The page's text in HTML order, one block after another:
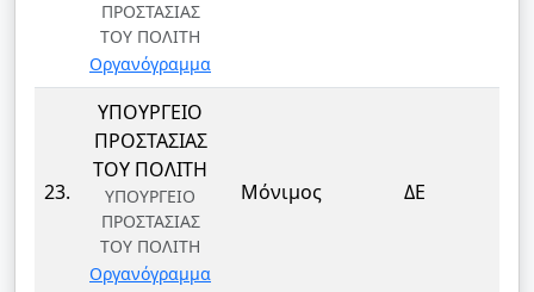
ΠΡΟΣΤΑΣΙΑΣ
ΤΟΥ ΠΟΛΙΤΗ
Οργανόγραμμα
23.
ΥΠΟΥΡΓΕΙΟ
ΠΡΟΣΤΑΣΙΑΣ
ΤΟΥ ΠΟΛΙΤΗ
ΥΠΟΥΡΓΕΙΟ
ΠΡΟΣΤΑΣΙΑΣ
ΤΟΥ ΠΟΛΙΤΗ
Οργανόγραμμα
Μόνιμος ΔΕ